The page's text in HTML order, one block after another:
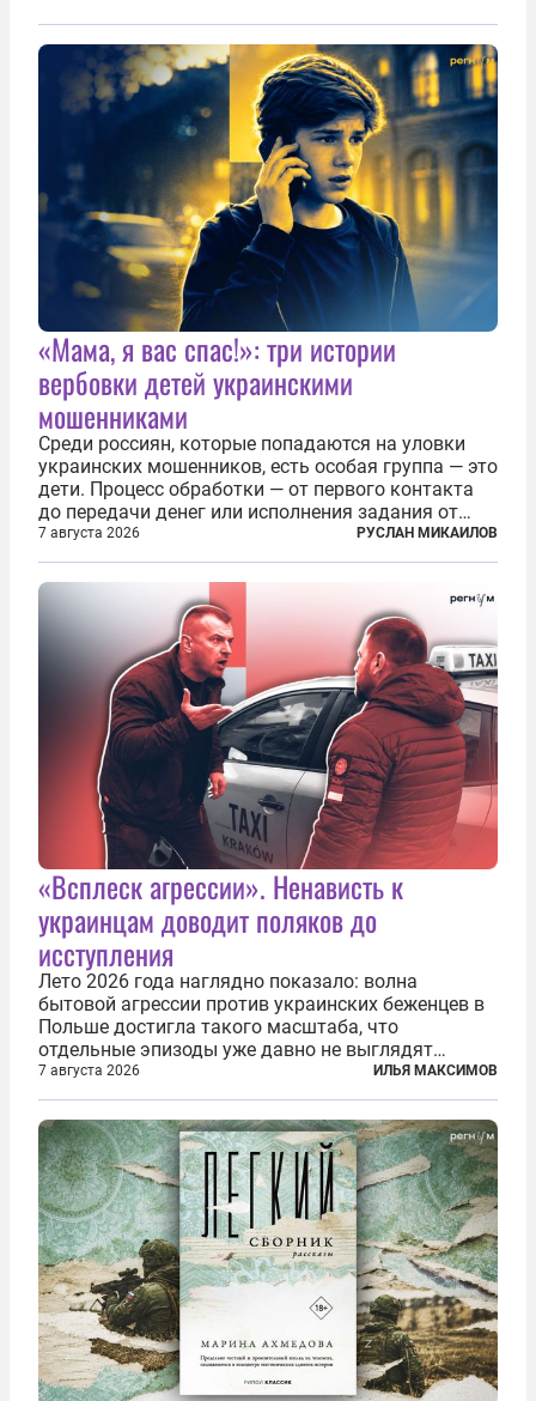
«Мама, я вас спас!»: три истории
вербовки детей украинскими
мошенниками
Среди россиян, которые попадаются на уловки
украинских мошенников, есть особая группа — это
дети. Процесс обработки — от первого контакта
до передачи денег или исполнения задания от
кураторов может занять от двух часов до
нескольких месяцев. Детей превращают в
послушных исполнителей, которые...
7 августа 2026 РУСЛАН МИКАИЛОВ
«Всплеск агрессии». Ненависть к
украинцам доводит поляков до
исступления
Лето 2026 года наглядно показало: волна
бытовой агрессии против украинских беженцев в
Польше достигла такого масштаба, что
отдельные эпизоды уже давно не выглядят
случайными. Поляки, судя по происходящему,
буквально теряют рассудок от ненависти к
украинским беженцам, и каждый новый случай
по-своему...
7 августа 2026 ИЛЬЯ МАКСИМОВ